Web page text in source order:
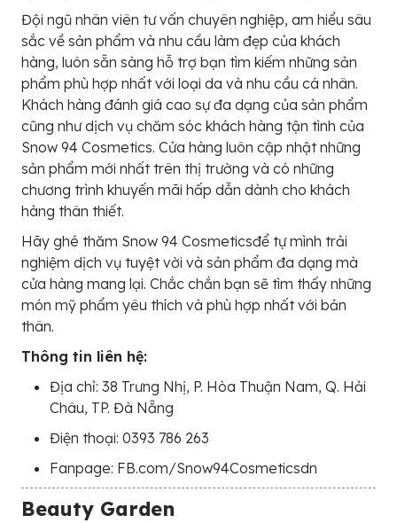
Đội ngũ nhân viên tư vấn chuyên nghiệp, am hiểu sâu
sắc về sản phẩm và nhu cầu làm đẹp của khách
hàng, luôn sẵn sàng hỗ trợ bạn tìm kiếm những sản
phẩm phù hợp nhất với loại da và nhu cầu cá nhân.
Khách hàng đánh giá cao sự đa dạng của sản phẩm
cũng như dịch vụ chăm sóc khách hàng tận tình của
Snow 94 Cosmetics. Cửa hàng luôn cập nhật những
sản phẩm mới nhất trên thị trường và có những
chương trình khuyến mãi hấp dẫn dành cho khách
hàng thân thiết.
Hãy ghé thăm Snow 94 Cosmeticsđể tự mình trải
nghiệm dịch vụ tuyệt vời và sản phẩm đa dạng mà
cửa hàng mang lại. Chắc chắn bạn sẽ tìm thấy những
món mỹ phẩm yêu thích và phù hợp nhất với bản
thân.
Thông tin liên hệ:
Địa chỉ: 38 Trưng Nhị, P. Hòa Thuận Nam, Q. Hải
Châu, TP. Đà Nẵng
Điện thoại: 0393 786 263
Fanpage: FB.com/Snow94Cosmeticsdn
Beauty Garden